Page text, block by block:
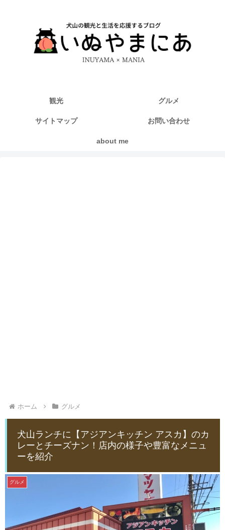
観光 グルメ
サイトマップ お問い合わせ
about me
ホーム グルメ
犬山ランチに【アジアンキッチン アスカ】のカ
レーとチーズナン！店内の様子や豊富なメニュ
ーを紹介
グルメ